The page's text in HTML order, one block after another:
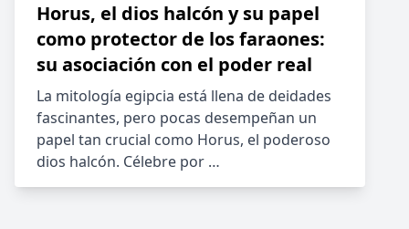
Horus, el dios halcón y su papel
como protector de los faraones:
su asociación con el poder real
La mitología egipcia está llena de deidades
fascinantes, pero pocas desempeñan un
papel tan crucial como Horus, el poderoso
dios halcón. Célebre por …